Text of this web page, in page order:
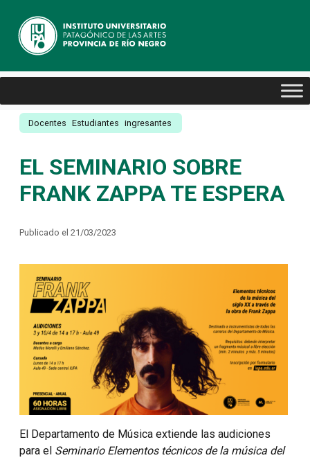
Docentes Estudiantes ingresantes
EL SEMINARIO SOBRE
FRANK ZAPPA TE ESPERA
Publicado el 21/03/2023
El Departamento de Música extiende las audiciones
para el Seminario Elementos técnicos de la música del